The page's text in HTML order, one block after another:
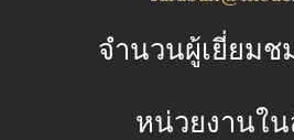
จำนวนผู้เยี่ยมช
หน่วยงานใ